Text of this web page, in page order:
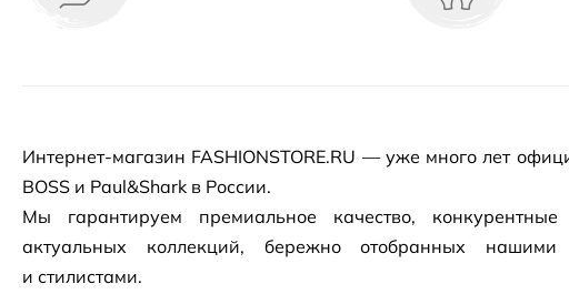
Интернет-магазин FASHIONSTORE.RU — уже много лет
BOSS и Paul&Shark в России.
Мы гарантируем премиальное качество,
актуальных коллекций, бережно отобранных нашими
и стилистами.